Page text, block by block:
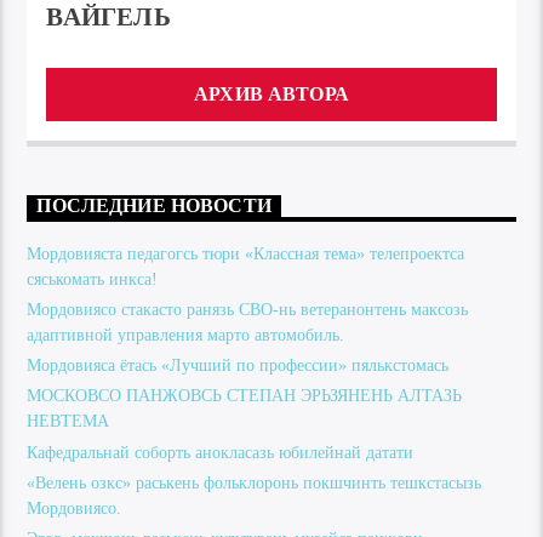
ВАЙГЕЛЬ
АРХИВ АВТОРА
ПОСЛЕДНИЕ НОВОСТИ
Мордовияста педагогсь тюри «Классная тема» телепроектса
сяськомать инкса!
Мордовиясо стакасто ранязь СВО-нь ветеранонтень максозь
адаптивной управления марто автомобиль.
Мордовияса ётась «Лучший по профессии» пялькстомась
МОСКОВСО ПАНЖОВСЬ СТЕПАН ЭРЬЗЯНЕНЬ АЛТАЗЬ
НЕВТЕМА
Кафедральнай соборть анокласазь юбилейнай датати
«Велень озкс» раськень фольклоронь покшчинть тешкстасызь
Мордовиясо.